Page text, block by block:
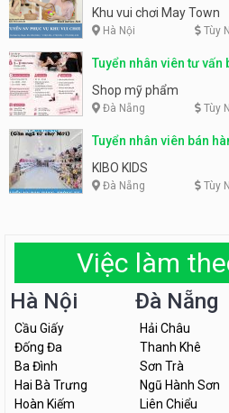
động
Khu vui chơi May Town
Hà Nội Tùy
Tuyển nhân viên tư
Shop mỹ phẩm
Đà Nẵng Tùy
Tuyển nhân viên bán
KIBO KIDS
Đà Nẵng Tùy
Việc làm
Hà Nội
Cầu Giấy
Đống Đa
Ba Đình
Hai Bà Trưng
Hoàn Kiếm
Đà Nẵng
Hải Châu
Thanh Khê
Sơn Trà
Ngũ Hành Sơn
Liên Chiểu